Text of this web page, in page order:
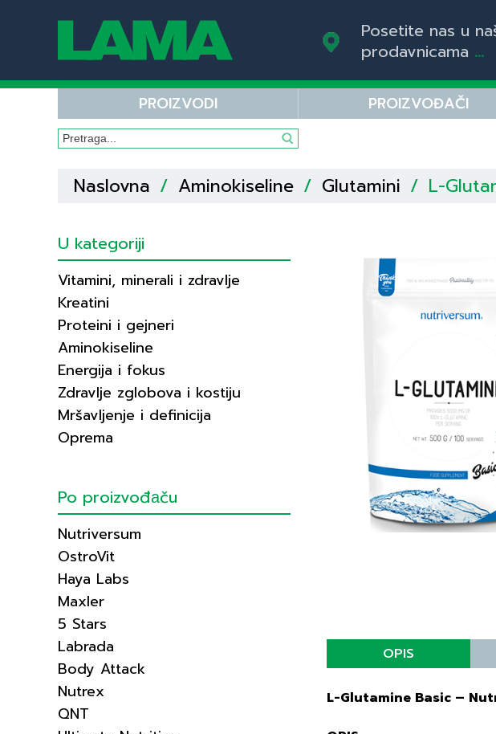
Posetite nas u
prodavnicama ...
PROIZVODI PROIZVOĐAČI
Naslovna / Aminokiseline / Glutamini / L-
U kategoriji
Vitamini, minerali i zdravlje
Kreatini
Proteini i gejneri
Aminokiseline
Energija i fokus
Zdravlje zglobova i kostiju
Mršavljenje i definicija
Oprema
Po proizvođаču
Nutriversum
OstroVit
Haya Labs
Maxler
5 Stars
Labrada
Body Attack
Nutrex
QNT
OPIS
L-Glutamine Basic –